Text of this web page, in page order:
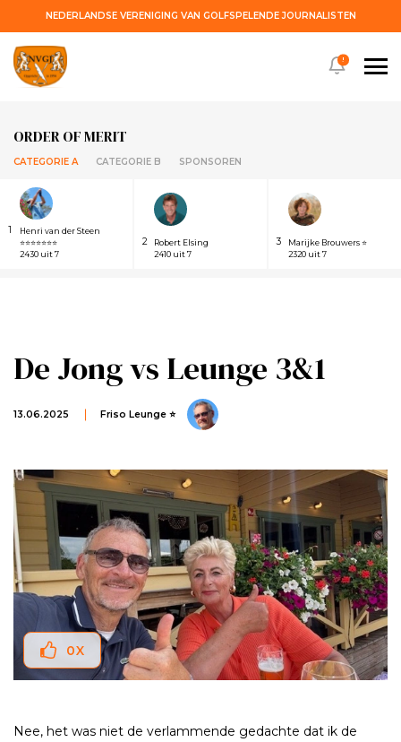
NEDERLANDSE VERENIGING VAN GOLFSPELENDE JOURNALISTEN
ORDER OF MERIT
CATEGORIE A CATEGORIE B SPONSOREN
1
Henri van der Steen
⭐⭐⭐⭐⭐⭐⭐
2430 uit 7
2
Robert Elsing
2410 uit 7
3
Marijke Brouwers ⭐
2320 uit 7
!
De Jong vs Leunge 3&1
13.06.2025 Friso Leunge ⭐
0X
Nee, het was niet de verlammende gedachte dat ik de